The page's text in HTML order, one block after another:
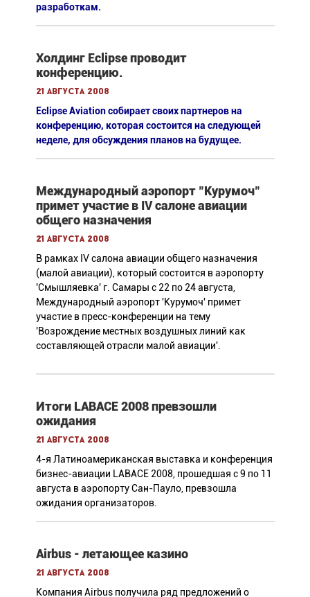
разработкам.
Холдинг Eclipse проводит
конференцию.
21 августа 2008
Eclipse Aviation собирает своих партнеров на
конференцию, которая состоится на следующей
неделе, для обсуждения планов на будущее.
Международный аэропорт "Курумоч"
примет участие в IV салоне авиации
общего назначения
21 августа 2008
В рамках IV салона авиации общего назначения
(малой авиации), который состоится в аэропорту
'Смышляевка' г. Самары с 22 по 24 августа,
Международный аэропорт 'Курумоч' примет
участие в пресс-конференции на тему
'Возрождение местных воздушных линий как
составляющей отрасли малой авиации'.
Итоги LABACE 2008 превзошли
ожидания
21 августа 2008
4-я Латиноамериканская выставка и конференция
бизнес-авиации LABACE 2008, прошедшая с 9 по 11
августа в аэропорту Сан-Пауло, превзошла
ожидания организаторов.
Airbus - летающее казино
21 августа 2008
Компания Airbus получила ряд предложений о